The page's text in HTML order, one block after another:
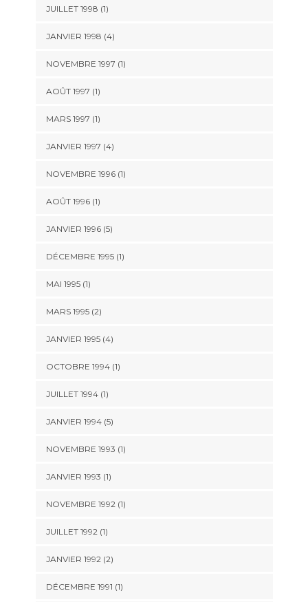
JUILLET 1998 (1)
JANVIER 1998 (4)
NOVEMBRE 1997 (1)
AOÛT 1997 (1)
MARS 1997 (1)
JANVIER 1997 (4)
NOVEMBRE 1996 (1)
AOÛT 1996 (1)
JANVIER 1996 (5)
DÉCEMBRE 1995 (1)
MAI 1995 (1)
MARS 1995 (2)
JANVIER 1995 (4)
OCTOBRE 1994 (1)
JUILLET 1994 (1)
JANVIER 1994 (5)
NOVEMBRE 1993 (1)
JANVIER 1993 (1)
NOVEMBRE 1992 (1)
JUILLET 1992 (1)
JANVIER 1992 (2)
DÉCEMBRE 1991 (1)